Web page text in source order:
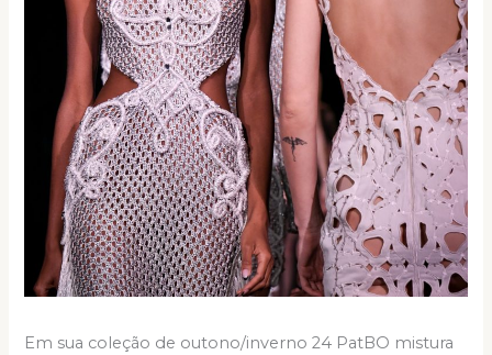
Em sua coleção de outono/inverno 24 PatBO mistura